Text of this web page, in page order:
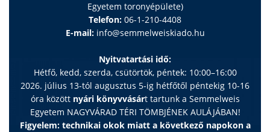
Egyetem toronyépülete)
Telefon: 06-1-210-4408
E-mail: info@semmelweiskiado.hu
Nyitvatartási idő:
Hétfő, kedd, szerda, csütörtök, péntek: 10:00–16:00
2026. július 13-tól augusztus 5-ig hétfőtől péntekig 10-16
óra között nyári könyvvásárt tartunk a Semmelweis
Egyetem NAGYVÁRAD TÉRI TÖMBJÉNEK AULÁJÁBAN!
Figyelem: technikai okok miatt a következő napokon a